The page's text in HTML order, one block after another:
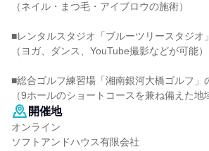
（ネイル・まつ毛・アイブロウの施術）
■レンタルスタジオ「ブルーツリースタジオ
（ヨガ、ダンス、YouTube撮影などが可能）
■総合ゴルフ練習場「湘南銀河大橋ゴルフ」
（9ホールのショートコースを兼ね備えた地
開催地
オンライン
ソフトアンドハウス有限会社